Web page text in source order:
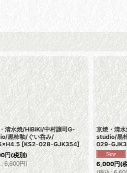
清水焼/HiBiKi/中村譲司G-
黒柿釉/ぐい呑み/
[KS2-028-GJK354]
円(税別)
: 6,600円)
京焼・清
studio/黒
029-
6,000円(